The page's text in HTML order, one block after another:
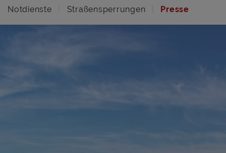
Notdienste
Straßensperrungen Presse